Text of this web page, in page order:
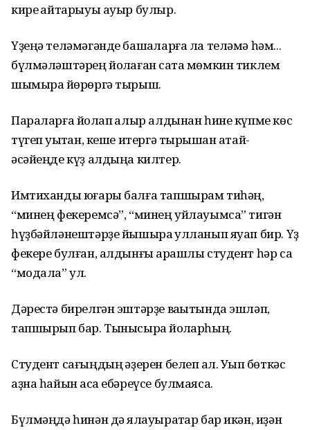
кире ҡайтарыуы ауыр булыр.
Үҙеңә теләмәгәнде башҡаларға ла теләмә һәм...
бүлмәләштәрең йоҡлаған саҡта мөмкин тиклем
шымыраҡ йөрөргә тырыш.
Параларға йоҡлап ҡалыр алдынан һине күпме көс
түгеп уҡытҡан, кеше итергә тырышҡан атай-
әсәйеңде күҙ алдыңа килтер.
Имтиханды юғары балға тапшырам тиһәң,
“минең фекеремсә”, “минең уйлауымса” тигән
һүҙбәйләнештәрҙе йышыраҡ ҡулланып яуап бир. Үҙ
фекере булған, алдынғы ҡарашлы студент һәр саҡ
“модала” ул.
Дәрестә бирелгән эштәрҙе ваҡытында эшләп,
тапшырып бар. Тынысыраҡ йоҡларһың.
Студент сағыңдың ҡәҙерен белеп ҡал. Уҡып бөткәс
аҙна һайын аҡса ебәреүсе булмаясаҡ.
Бүлмәңдә һинән дә ялҡауыраҡтар бар икән, иҙән